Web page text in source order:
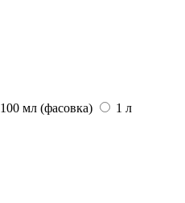
100 мл (фасовка) 1 л